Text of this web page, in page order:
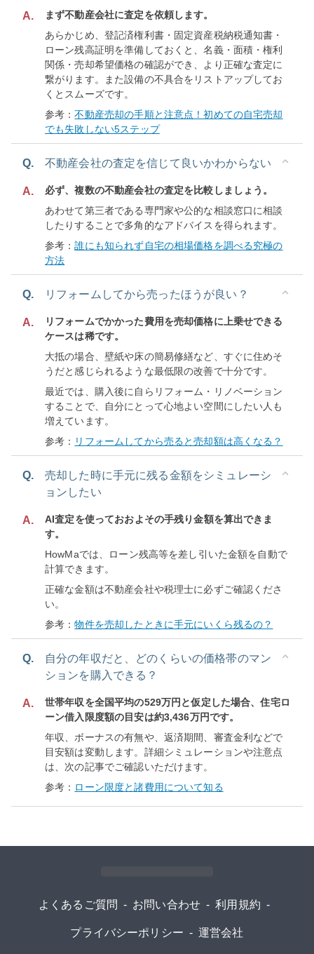
A.
まず不動産会社に査定を依頼します。
あらかじめ、登記済権利書・固定資産税納税通知書・
ローン残高証明を準備しておくと、名義・面積・権利
関係・売却希望価格の確認ができ、より正確な査定に
繋がります。また設備の不具合をリストアップしてお
くとスムーズです。
参考：不動産売却の手順と注意点！初めての自宅売却
でも失敗しない5ステップ
Q. 不動産会社の査定を信じて良いかわからない
A.
必ず、複数の不動産会社の査定を比較しましょう。
あわせて第三者である専門家や公的な相談窓口に相談
したりすることで多角的なアドバイスを得られます。
参考：誰にも知られず自宅の相場価格を調べる究極の
方法
Q. リフォームしてから売ったほうが良い？
A.
リフォームでかかった費用を売却価格に上乗せできる
ケースは稀です。
大抵の場合、壁紙や床の簡易修繕など、すぐに住めそ
うだと感じられるような最低限の改善で十分です。
最近では、購入後に自らリフォーム・リノベーション
することで、自分にとって心地よい空間にしたい人も
増えています。
参考： リフォームしてから売ると売却額は高くなる？
Q.
売却した時に手元に残る金額をシミュレーシ
ョンしたい
A.
AI査定を使っておおよその手残り金額を算出できま
す。
HowMaでは、ローン残高等を差し引いた金額を自動で
計算できます。
正確な金額は不動産会社や税理士に必ずご確認くださ
い。
参考：物件を売却したときに手元にいくら残るの？
Q.
自分の年収だと、どのくらいの価格帯のマン
ションを購入できる？
A.
世帯年収を全国平均の529万円と仮定した場合、住宅ロ
ーン借入限度額の目安は約3,436万円です。
年収、ボーナスの有無や、返済期間、審査金利などで
目安額は変動します。詳細シミュレーションや注意点
は、次の記事でご確認いただけます。
参考： ローン限度と諸費用について知る
よくあるご質問 - お問い合わせ - 利用規約 -
プライバシーポリシー - 運営会社